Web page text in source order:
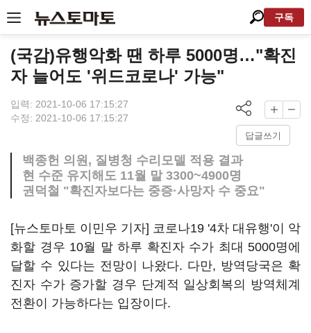
구독
(국감)유행악화 땐 하루 5000명…"확진
자 늘어도 '위드코로나' 가능"
입력: 2021-10-06 17:15:27
수정: 2021-10-06 17:15:27
답글쓰기
백종헌 의원, 질병청 수리모델 적용 결과
현 수준 유지해도 11월 말 3300~4900명
권덕철 "확진자보다는 중증·사망자 수 중요"
[뉴스토마토 이민우 기자] 코로나19 '4차 대유행'이 악
화할 경우 10월 말 하루 확진자 수가 최대 5000명에
달할 수 있다는 전망이 나왔다. 다만, 방역당국은 확
진자 수가 증가할 경우 단계적 일상회복의 방역체계
전환이 가능하다는 입장이다.